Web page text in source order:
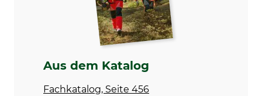
Produkttyp
Buch
Richtig Brennholz machen –
Vom Baum zur Feuerstelle
Herstellung
Aus dem Katalog
Fachkatalog, Seite 456